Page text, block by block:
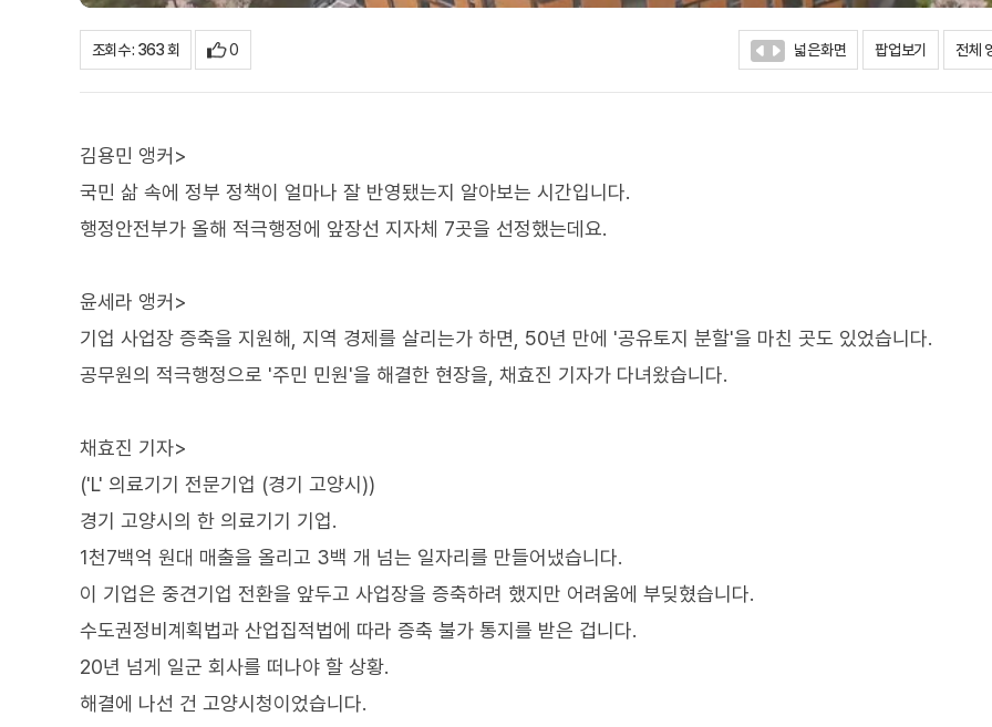
조회수 : 363 회 0 넓은화면 팝업보기 전체
김용민 앵커>
국민 삶 속에 정부 정책이 얼마나 잘 반영됐는지 알아보는 시간입니다.
행정안전부가 올해 적극행정에 앞장선 지자체 7곳을 선정했는데요.
윤세라 앵커>
기업 사업장 증축을 지원해, 지역 경제를 살리는가 하면, 50년 만에 '공유토지 분할'을 마친 곳도 있었습니다.
공무원의 적극행정으로 '주민 민원'을 해결한 현장을, 채효진 기자가 다녀왔습니다.
채효진 기자>
('L' 의료기기 전문기업 (경기 고양시))
경기 고양시의 한 의료기기 기업.
1천7백억 원대 매출을 올리고 3백 개 넘는 일자리를 만들어냈습니다.
이 기업은 중견기업 전환을 앞두고 사업장을 증축하려 했지만 어려움에 부딪혔습니다.
수도권정비계획법과 산업집적법에 따라 증축 불가 통지를 받은 겁니다.
20년 넘게 일군 회사를 떠나야 할 상황.
해결에 나선 건 고양시청이었습니다.